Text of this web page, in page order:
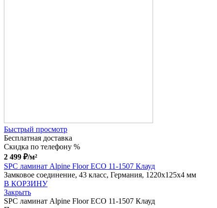
Быстрый просмотр
Бесплатная доставка
Скидка по телефону %
2 499 ₽/м²
SPC ламинат Alpine Floor ECO 11-1507 Клауд
Замковое соединение, 43 класс, Германия, 1220x125x4 мм
В КОРЗИНУ
Закрыть
SPC ламинат Alpine Floor ECO 11-1507 Клауд